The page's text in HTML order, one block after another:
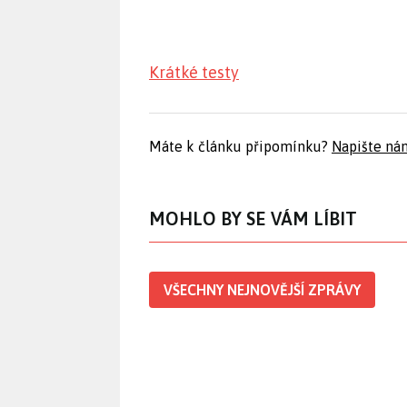
Krátké testy
Máte k článku připomínku? Napište
MOHLO BY SE VÁM LÍBIT
VŠECHNY NEJNOVĚJŠÍ ZPRÁVY